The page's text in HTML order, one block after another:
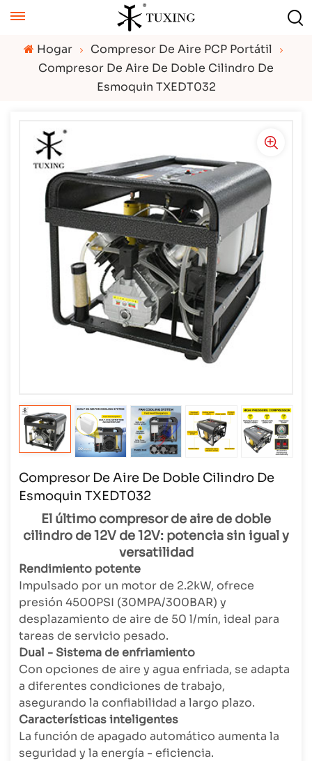
Hogar
Compresor De Aire PCP Portátil
Compresor De Aire De Doble Cilindro De
Esmoquin TXEDT032
Compresor De Aire De Doble Cilindro De
Esmoquin TXEDT032
El último compresor de aire de doble
cilindro de 12V de 12V: potencia sin igual y
versatilidad
Rendimiento potente
Impulsado por un motor de 2.2kW, ofrece
presión 4500PSI (30MPA/300BAR) y
desplazamiento de aire de 50 l/mín, ideal para
tareas de servicio pesado.
Dual - Sistema de enfriamiento
Con opciones de aire y agua enfriada, se adapta
a diferentes condiciones de trabajo,
asegurando la confiabilidad a largo plazo.
Características inteligentes
La función de apagado automático aumenta la
seguridad y la energía - eficiencia.